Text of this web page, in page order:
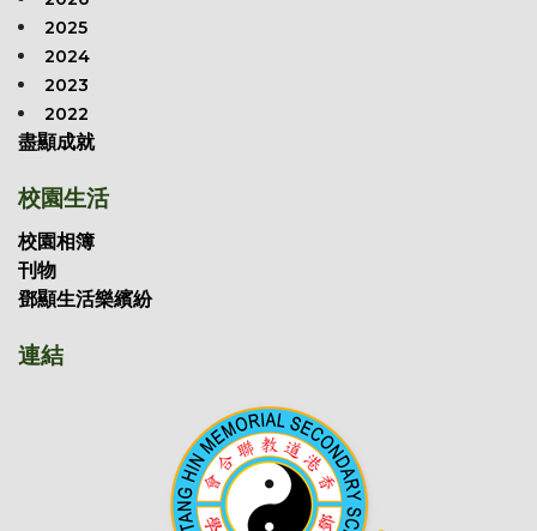
2025
2024
2023
2022
盡顯成就
校園生活
校園相簿
刊物
鄧顯生活樂繽紛
連結